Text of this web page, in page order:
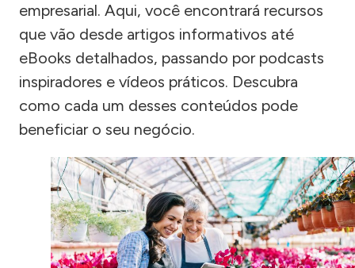
empresarial. Aqui, você encontrará recursos
que vão desde artigos informativos até
eBooks detalhados, passando por podcasts
inspiradores e vídeos práticos. Descubra
como cada um desses conteúdos pode
beneficiar o seu negócio.